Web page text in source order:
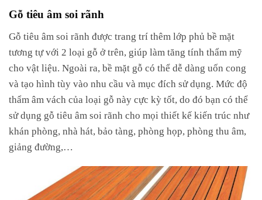
Gỗ tiêu âm soi rãnh
Gỗ tiêu âm soi rãnh được trang trí thêm lớp phủ bề mặt
tương tự với 2 loại gỗ ở trên, giúp làm tăng tính thẩm mỹ
cho vật liệu. Ngoài ra, bề mặt gỗ có thể dễ dàng uốn cong
và tạo hình tùy vào nhu cầu và mục đích sử dụng. Mức độ
thẩm âm vách của loại gỗ này cực kỳ tốt, do đó bạn có thể
sử dụng gỗ tiêu âm soi rãnh cho mọi thiết kế kiến trúc như
khán phòng, nhà hát, bảo tàng, phòng họp, phòng thu âm,
giảng đường,…